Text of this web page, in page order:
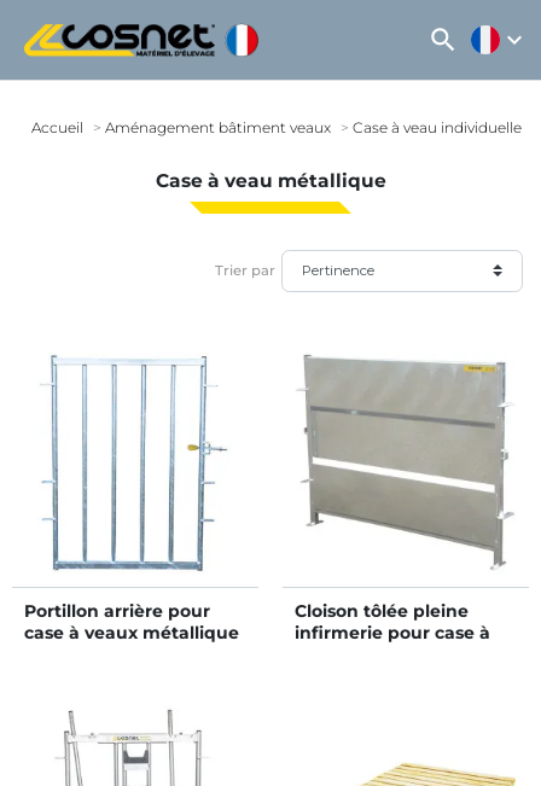
search expand_more
Accueil Aménagement bâtiment veaux Case à veau individuelle
Case à veau métallique
Trier par
Portillon arrière pour
case à veaux métallique
Cloison tôlée pleine
infirmerie pour case à